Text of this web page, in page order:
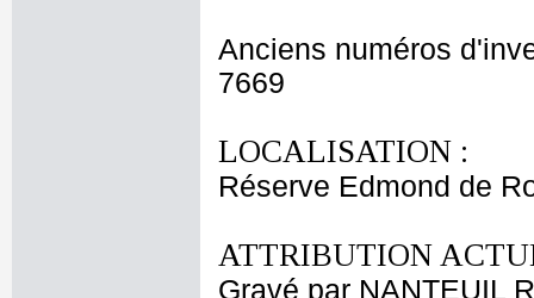
Anciens numéros
7669
LOCALISATION :
Réserve Edmond de
ATTRIBUTION
Gravé par NANTEUIL